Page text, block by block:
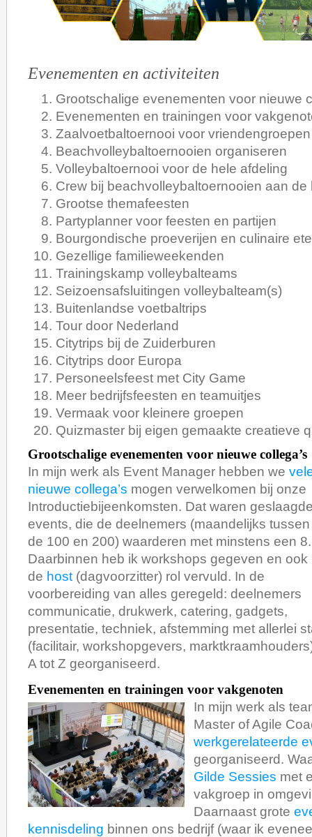
Evenementen en activiteiten
Grootschalige evenementen voor nieuwe
Evenementen en trainingen voor
Zaalvoetbaltoernooi voor vriendengroepen
Beachvolleybaltoernooien organiseren
Volleybaltoernooi voor de hele afdeling
Crew bij beachvolleybaltoernooien aan de
Grootse themafeesten
Partyplanner voor feesten en partijen
Bourgondische proeverijen en culinaire
Gezellige familieweekenden
Trainingskamp volleybalteams
Seizoensafsluitingen volleybalteam(s)
Buitenlandse voetbaltrips
Tour door Nederland
Citytrips bij de Zuiderburen
Citytrips door Europa
Personeelsfeest met City Game
Meer bedrijfsfeesten en teamuitjes
Vermaak voor kleinere groepen
Quizmaster bij eigen gemaakte creatieve
Grootschalige evenementen voor nieuwe collega’s
In mijn werk als Event Manager hebben we
nieuwe collega’s mogen verwelkomen bij onze
Introductiebijeenkomsten. Dat waren
events, die de deelnemers (maandelijks tussen
de 100 en 200) waarderen met minstens een 8.
Daarbinnen heb ik workshops gegeven en ook
de host (dagvoorzitter) rol vervuld. In de
voorbereiding van alles geregeld: deelnemers
communicatie, drukwerk, catering, gadgets,
presentatie, techniek, afstemming met allerlei
(facilitair, workshopgevers,
A tot Z georganiseerd.
Evenementen en trainingen voor vakgenoten
In mijn werk als
Master of Agile
werkgerelateerde
georganiseerd.
Gilde Sessies met
vakgroep in
Daarnaast grote
kennisdeling binnen ons bedrijf (waar ik